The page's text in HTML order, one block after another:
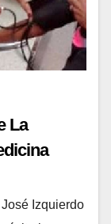
La
Izquierdo